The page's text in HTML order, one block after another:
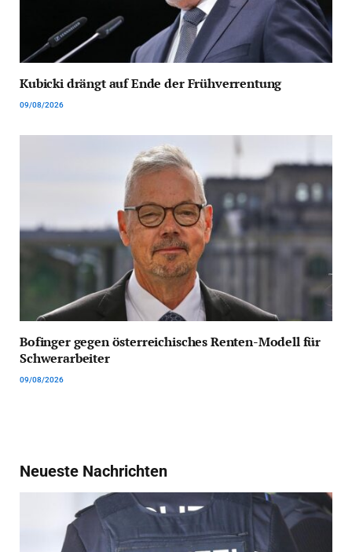
Kubicki drängt auf Ende der Frühverrentung
09/08/2026
Bofinger gegen österreichisches Renten-Modell für
Schwerarbeiter
09/08/2026
Neueste Nachrichten